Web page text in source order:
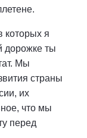
которых я
дорожке ты
Мы
страны
их
что мы
перед